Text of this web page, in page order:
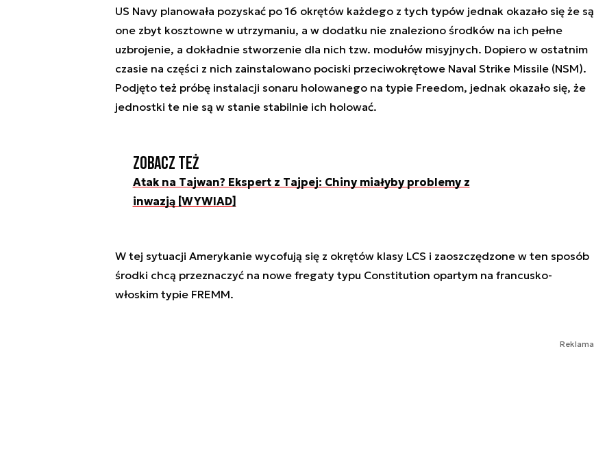
US Navy planowała pozyskać po 16 okrętów każdego z tych typów jednak okazało się że są
one zbyt kosztowne w utrzymaniu, a w dodatku nie znaleziono środków na ich pełne
uzbrojenie, a dokładnie stworzenie dla nich tzw. modułów misyjnych. Dopiero w ostatnim
czasie na części z nich zainstalowano pociski przeciwokrętowe Naval Strike Missile (NSM).
Podjęto też próbę instalacji sonaru holowanego na typie Freedom, jednak okazało się, że
jednostki te nie są w stanie stabilnie ich holować.
Zobacz też
Atak na Tajwan? Ekspert z Tajpej: Chiny miałyby problemy z
inwazją [WYWIAD]
W tej sytuacji Amerykanie wycofują się z okrętów klasy LCS i zaoszczędzone w ten sposób
środki chcą przeznaczyć na nowe fregaty typu Constitution opartym na francusko-
włoskim typie FREMM.
Reklama